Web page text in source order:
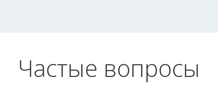
Частые вопросы